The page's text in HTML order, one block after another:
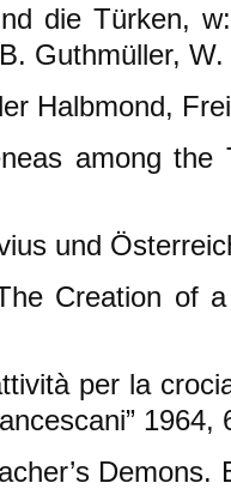
die Türken,
Guthmüller,
Halbmond,
among the
und
Creation of
per la
1964,